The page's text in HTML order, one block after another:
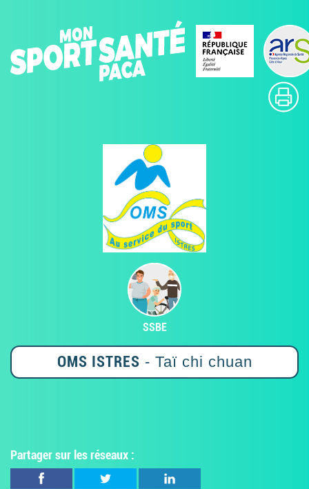
SSBE
OMS ISTRES - Taï chi chuan
Partager sur les réseaux :